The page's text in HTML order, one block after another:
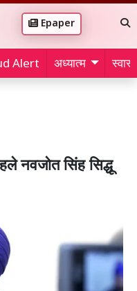
Epaper
Alert अध्यात्म
नवजोत सिंह सिद्धू